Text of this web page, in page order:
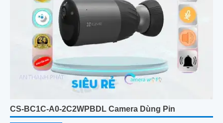
CS-BC1C-A0-2C2WPBDL Camera Dùng Pin